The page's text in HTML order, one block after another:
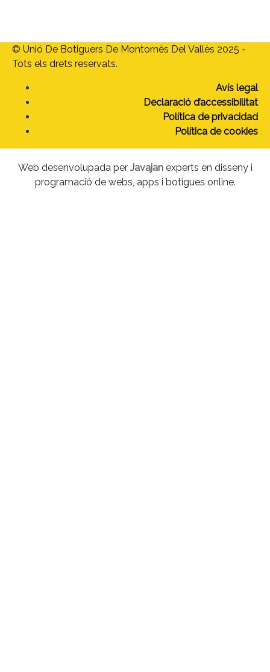
© Unió De Botiguers De Montornès Del Vallès 2025 -
Tots els drets reservats.
Avís legal
Declaració d’accessibilitat
Política de privacidad
Política de cookies
Web desenvolupada per Javajan experts en disseny i
programació de webs, apps i botigues online.